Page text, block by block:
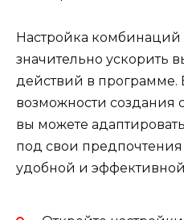
Настройка комбинаций
значительно ускорить
действий в программе.
возможности создания
вы можете
под свои предпочтения
удобной и